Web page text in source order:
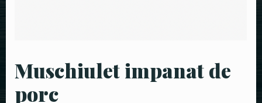
Muschiulet impanat de
porc